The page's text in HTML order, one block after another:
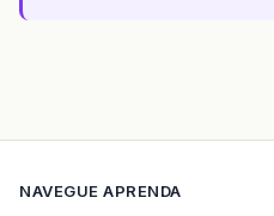
NAVEGUE APRENDA